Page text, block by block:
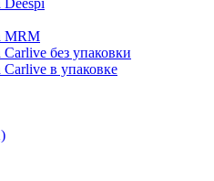
MRM
без упаковки
в упаковке